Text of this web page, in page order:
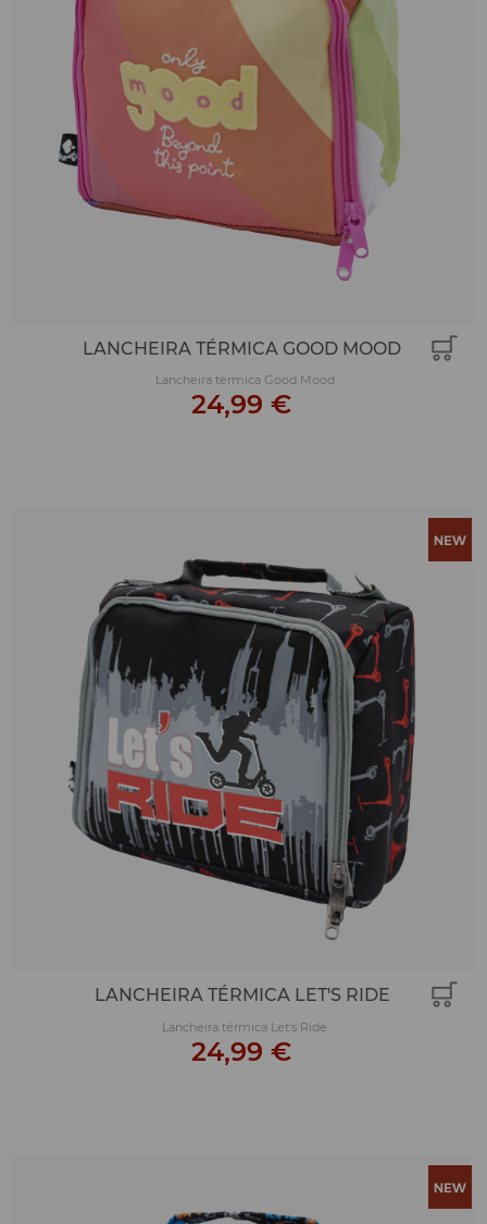
LANCHEIRA TÉRMICA GOOD MOOD
Lancheira térmica Good Mood
24,99 €
LANCHEIRA TÉRMICA LET'S RIDE
Lancheira térmica Let's Ride
24,99 €